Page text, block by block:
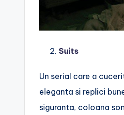
Suits
Un serial care a
eleganta si replici
siguranta, coloana